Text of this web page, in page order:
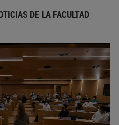
DE LA FACULTAD